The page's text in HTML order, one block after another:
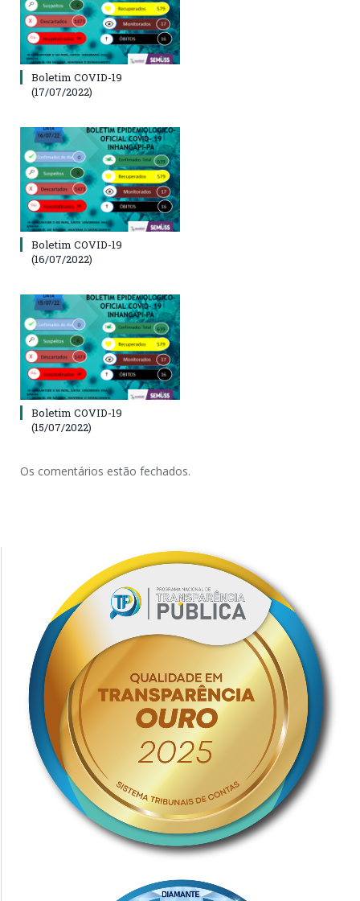
Boletim COVID-19
(17/07/2022)
Boletim COVID-19
(16/07/2022)
Boletim COVID-19
(15/07/2022)
Os comentários estão fechados.